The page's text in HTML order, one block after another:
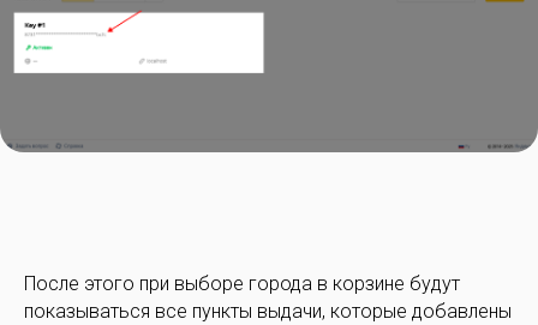
После этого при выборе города в корзине будут
показываться все пункты выдачи, которые добавлены